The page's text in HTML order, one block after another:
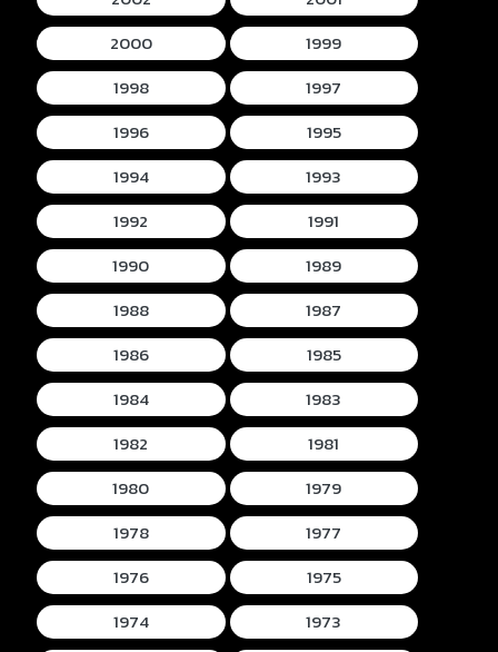
2000
1999
1998
1997
1996
1995
1994
1993
1992
1991
1990
1989
1988
1987
1986
1985
1984
1983
1982
1981
1980
1979
1978
1977
1976
1975
1974
1973